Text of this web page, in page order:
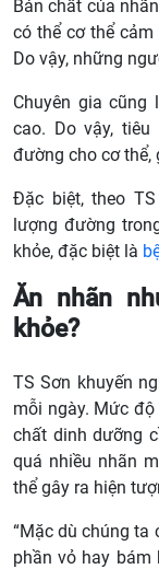
Bản chất của
có thể cơ thể
Do vậy, những
Chuyên gia
cao. Do vậy,
đường cho cơ thể,
Đặc biệt, theo
lượng đường
khỏe, đặc biệt là
Ăn nhãn
khỏe?
TS Sơn khuyến
mỗi ngày. Mức
chất dinh dưỡng
quá nhiều nhãn
thể gây ra hiện
“Mặc dù chúng ta
phần vỏ hay bám